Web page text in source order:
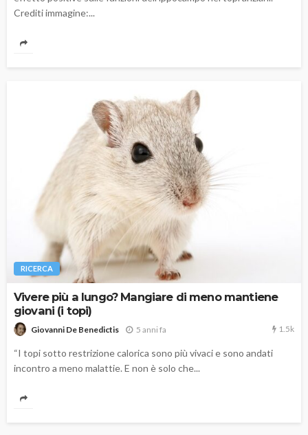
Crediti immagine:...
RICERCA
Vivere più a lungo? Mangiare di meno mantiene
giovani (i topi)
Giovanni De Benedictis 5 anni fa 1.5k
“I topi sotto restrizione calorica sono più vivaci e sono andati
incontro a meno malattie. E non è solo che...